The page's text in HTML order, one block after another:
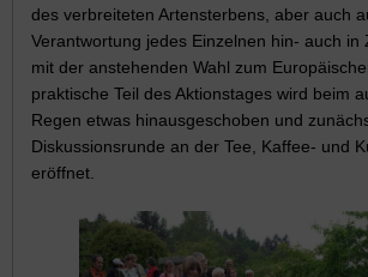
des verbreiteten Artensterbens, aber auch
Verantwortung jedes Einzelnen hin- auch in
mit der anstehenden Wahl zum
praktische Teil des Aktionstages wird beim
Regen etwas hinausgeschoben und
Diskussionsrunde an der Tee, Kaffee- und
eröffnet.